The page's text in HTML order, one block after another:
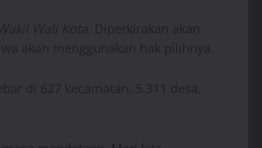
Wali Kota. Diperkirakan akan
akan menggunakan hak pilihnya.
di 627 kecamatan, 5.311 desa,